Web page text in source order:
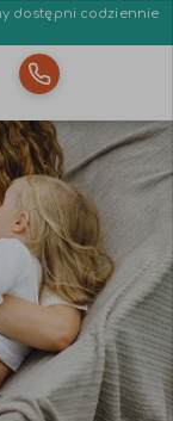
dostępni codziennie